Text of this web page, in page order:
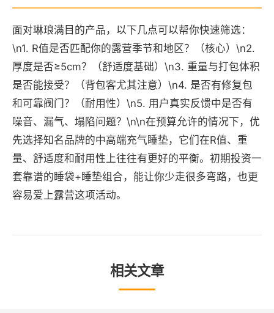
面对琳琅满目的产品，以下几点可以帮你快速筛选：
\n1. R值是否匹配你的露营季节和地区？（核心）\n2.
厚度是否≥5cm？（舒适度基础）\n3. 重量与打包体积
是否能接受？（背包客尤其注意）\n4. 是否有修复包
和可靠阀门？（耐用性）\n5. 用户真实反馈中是否有
噪音、漏气、塌陷问题？\n\n在预算允许的情况下，优
先选择知名品牌的中高端充气睡垫，它们在R值、重
量、舒适度和耐用性上往往有更好的平衡。初期投资一
套靠谱的睡袋+睡垫组合，能让你少走很多弯路，也更
容易爱上露营这项活动。
相关文章